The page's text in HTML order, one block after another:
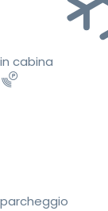
in cabina
parcheggio